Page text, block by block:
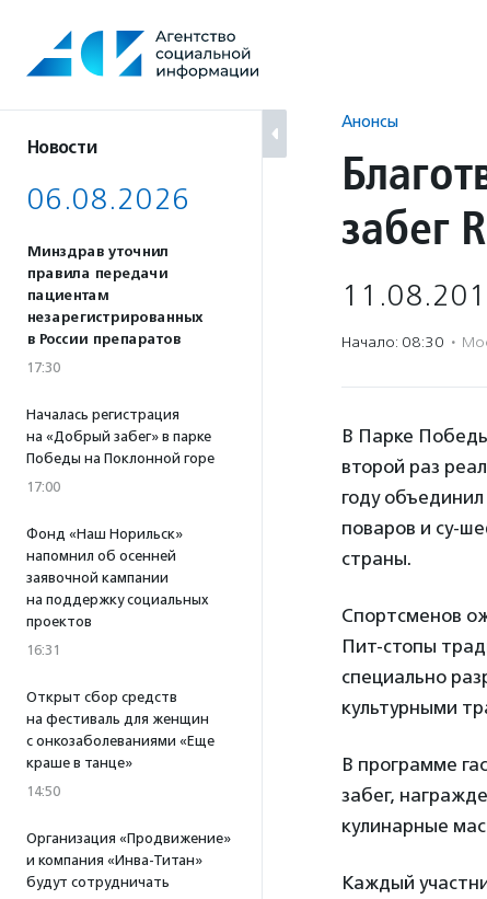
содержанию
Новости
06.08.2026
Минздрав уточнил
правила передачи
пациентам
незарегистрированных
в России препаратов
17:30
Началась регистрация
на «Добрый забег» в парке
Победы на Поклонной горе
17:00
Фонд «Наш Норильск»
напомнил об осенней
заявочной кампании
на поддержку социальных
проектов
16:31
Открыт сбор средств
на фестиваль для женщин
с онкозаболеваниями «Еще
краше в танце»
14:50
Организация «Продвижение»
и компания «Инва-Титан»
будут сотрудничать
Анонсы
забег
Начало: 08:30 ·
В Парке
второй раз
году
поваров и су-
страны.
Спортсменов
Пит-стопы
специально
культурными
В программе
забег,
кулинарные
Каждый